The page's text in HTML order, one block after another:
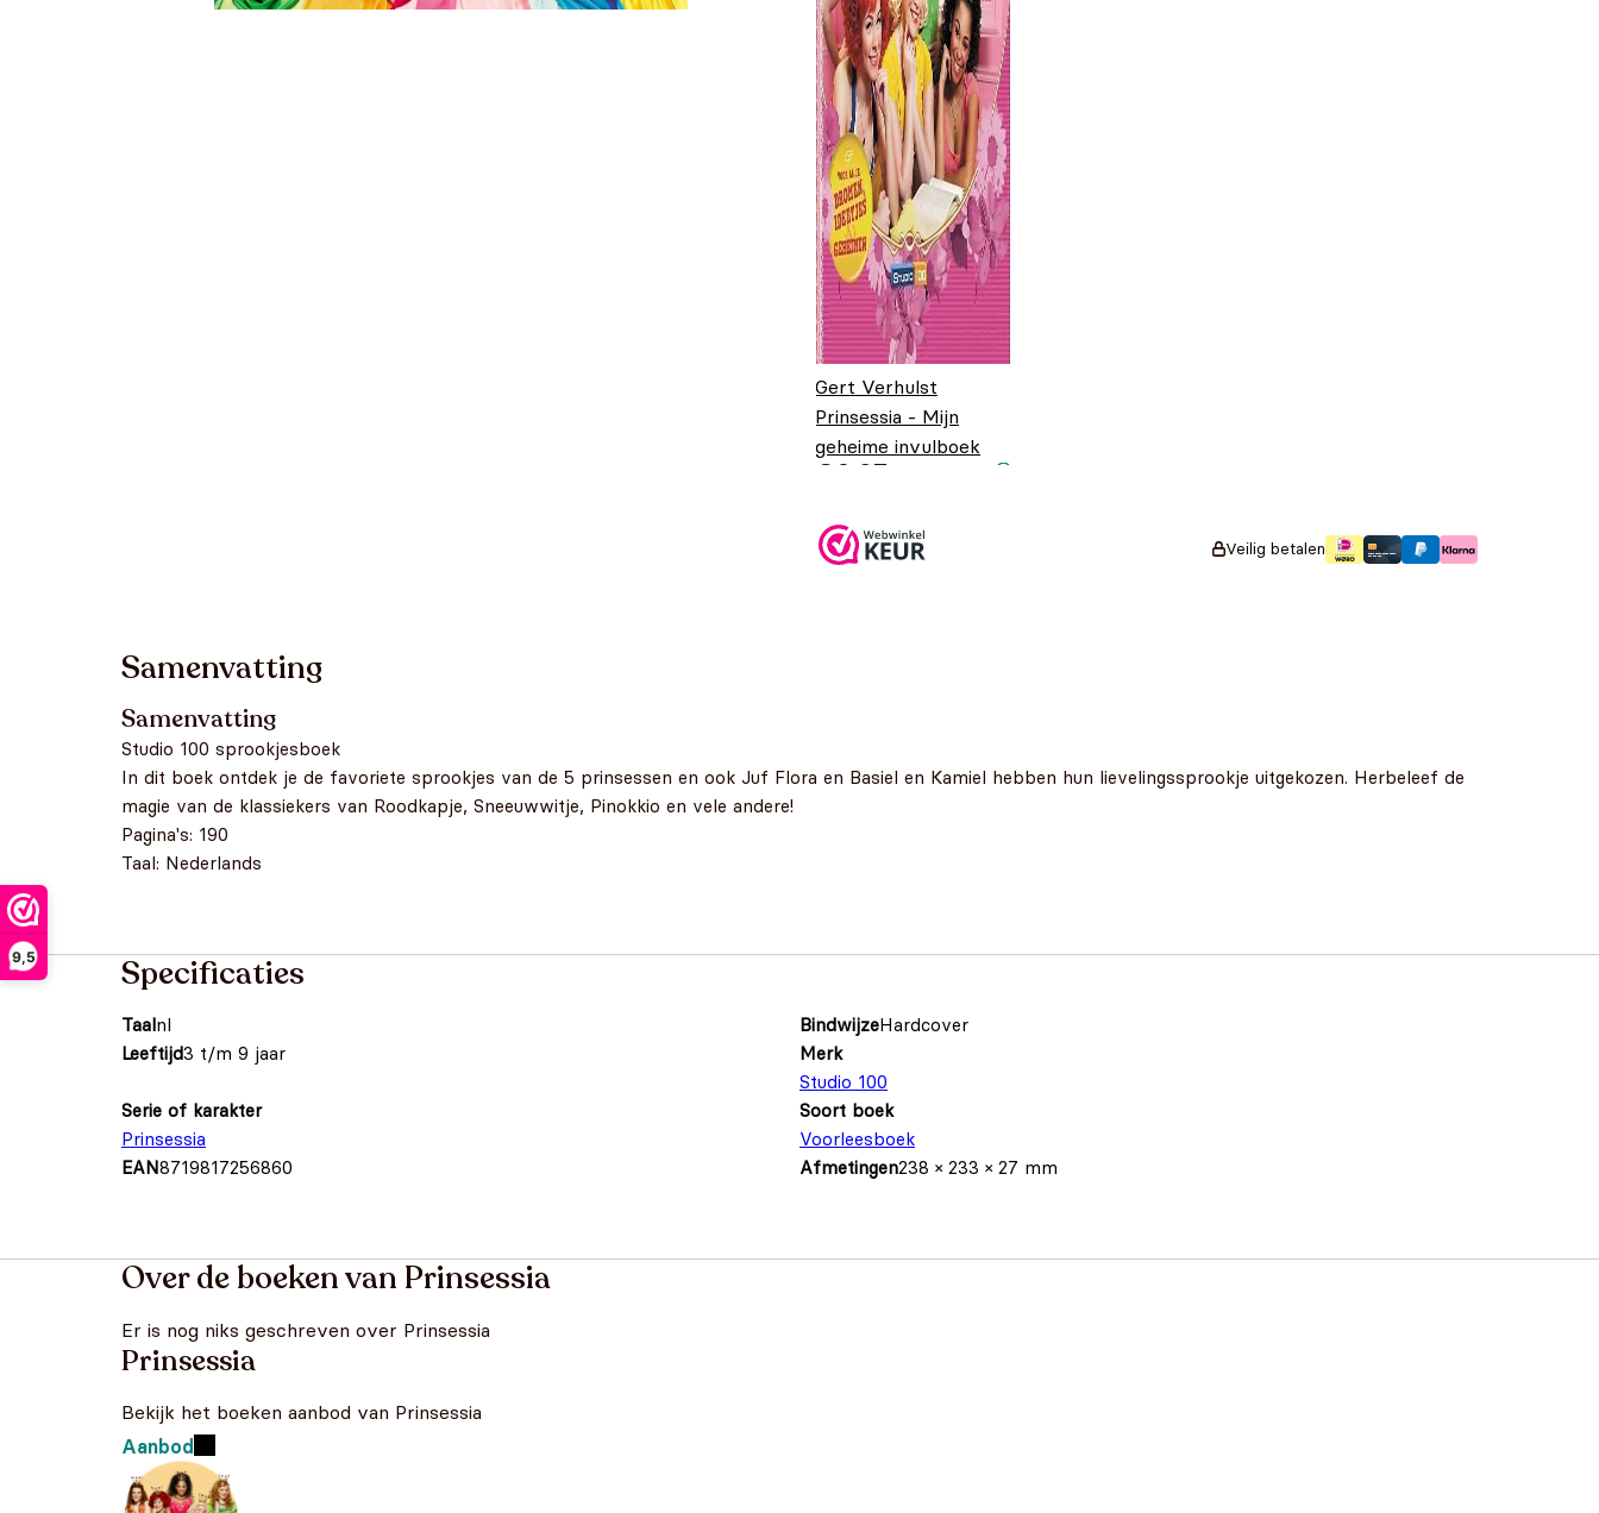
9,5
Gert Verhulst
Prinsessia - Mijn
geheime invulboek
€ 6,95
Veilig betalen
Samenvatting
Samenvatting
Studio 100 sprookjesboek
In dit boek ontdek je de favoriete sprookjes van de 5 prinsessen en ook Juf Flora en Basiel en Kamiel hebben hun lievelingssprookje uitgekozen. Herbeleef de
magie van de klassiekers van Roodkapje, Sneeuwwitje, Pinokkio en vele andere!
Pagina's: 190
Taal: Nederlands
Specificaties
Taalnl BindwijzeHardcover
Leeftijd3 t/m 9 jaar
Merk
Studio 100
Serie of karakter
Prinsessia
Soort boek
Voorleesboek
EAN8719817256860 Afmetingen238 × 233 × 27 mm
Over de boeken van Prinsessia
Er is nog niks geschreven over Prinsessia
Prinsessia
Bekijk het boeken aanbod van Prinsessia
Aanbod